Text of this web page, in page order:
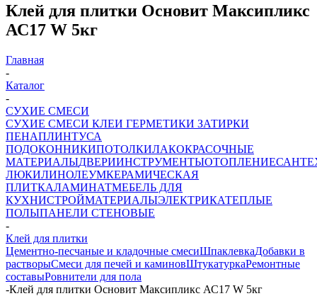
Клей для плитки Основит Максипликс
АС17 W 5кг
Главная
-
Каталог
-
СУХИЕ СМЕСИ
СУХИЕ СМЕСИ КЛЕИ ГЕРМЕТИКИ ЗАТИРКИ
ПЕНАПЛИНТУСА
ПОДОКОННИКИПОТОЛКИЛАКОКРАСОЧНЫЕ
МАТЕРИАЛЫДВЕРИИНСТРУМЕНТЫОТОПЛЕНИЕ
ЛЮКИЛИНОЛЕУМКЕРАМИЧЕСКАЯ
ПЛИТКАЛАМИНАТМЕБЕЛЬ ДЛЯ
КУХНИСТРОЙМАТЕРИАЛЫЭЛЕКТРИКАТЕПЛЫЕ
ПОЛЫПАНЕЛИ СТЕНОВЫЕ
-
Клей для плитки
Цементно-песчаные и кладочные смесиШпаклевкаДобавки в
растворыСмеси для печей и каминовШтукатуркаРемонтные
составыРовнители для пола
-Клей для плитки Основит Максипликс АС17 W 5кг